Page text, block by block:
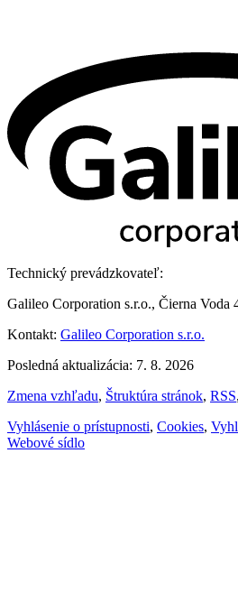
Technický prevádzkovateľ:
Galileo Corporation s.r.o., Čierna Voda
Kontakt: Galileo Corporation s.r.o.
Posledná aktualizácia: 7. 8. 2026
Zmena vzhľadu, Štruktúra stránok, RSS,
Vyhlásenie o prístupnosti, Cookies,
Webové sídlo